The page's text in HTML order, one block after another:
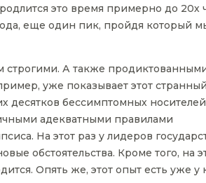
это время примерно до 20х
еще один пик, пройдя который
строгими. А также
уже показывает этот странный
бессимптомных
адекватными правилами
На этот раз у лидеров
обстоятельства. Кроме того, на
Опять же, этот опыт есть уже у